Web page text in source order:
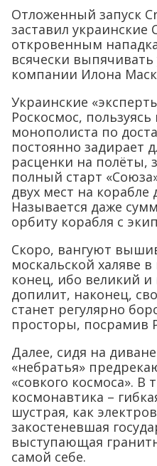
Отложенный запуск
заставил
откровенным
всячески
компании Илона
Украинские
Роскосмос,
монополиста по
постоянно задирает
расценки на полёты,
полный старт
двух мест на корабле
Называется даже
орбиту корабля с
Скоро, вангуют
москальской халяве
конец, ибо великий
допилит, наконец,
станет регулярно
просторы, посрамив
Далее, сидя на
«небратья»
«совкого космоса». В
космонавтика –
шустрая, как
закостеневшая
выступающая
самой себе.